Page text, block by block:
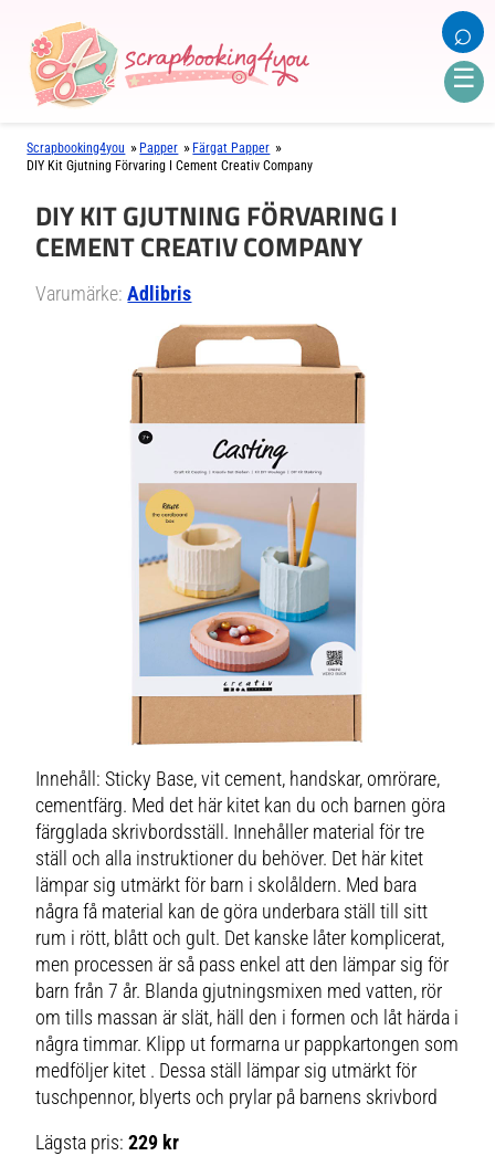
☰
⌕
Scrapbooking4you » Papper » Färgat Papper »
DIY Kit Gjutning Förvaring I Cement Creativ Company
DIY KIT GJUTNING FÖRVARING I
CEMENT CREATIV COMPANY
Varumärke:Adlibris
Innehåll: Sticky Base, vit cement, handskar, omrörare,
cementfärg. Med det här kitet kan du och barnen göra
färgglada skrivbordsställ. Innehåller material för tre
ställ och alla instruktioner du behöver. Det här kitet
lämpar sig utmärkt för barn i skolåldern. Med bara
några få material kan de göra underbara ställ till sitt
rum i rött, blått och gult. Det kanske låter komplicerat,
men processen är så pass enkel att den lämpar sig för
barn från 7 år. Blanda gjutningsmixen med vatten, rör
om tills massan är slät, häll den i formen och låt härda i
några timmar. Klipp ut formarna ur pappkartongen som
medföljer kitet . Dessa ställ lämpar sig utmärkt för
tuschpennor, blyerts och prylar på barnens skrivbord
Lägsta pris:229 kr